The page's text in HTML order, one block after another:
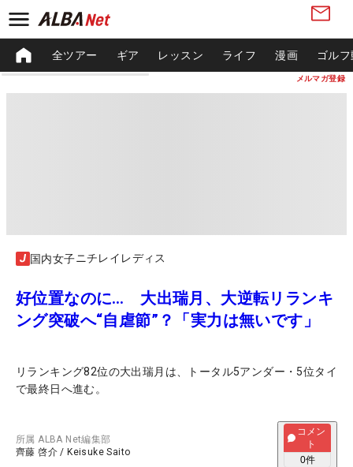
メルマガ登録
全ツアー ギア レッスン ライフ 漫画 ゴル
国内女子ニチレイレディス
好位置なのに… 大出瑞月、大逆転リランキ
ング突破へ“自虐節”？「実力は無いです」
リランキング82位の大出瑞月は、トータル5アンダー・5位タイ
で最終日へ進む。
所属ALBA Net編集部
齊藤 啓介 / Keisuke Saito
コメン
ト
0件